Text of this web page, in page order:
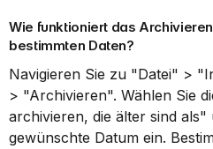
Wie funktioniert das
bestimmten Daten?
Navigieren Sie zu "Datei" >
> "Archivieren". Wählen Sie
archivieren, die älter sind als"
gewünschte Datum ein.